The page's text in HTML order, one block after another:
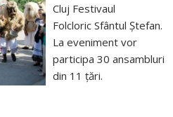
Cluj Festivaul
Folcloric Sfântul Ştefan.
La eveniment vor
participa 30 ansambluri
din 11 ţări.